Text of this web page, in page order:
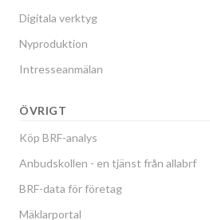
Digitala verktyg
Nyproduktion
Intresseanmälan
ÖVRIGT
Köp BRF-analys
Anbudskollen - en tjänst från allabrf
BRF-data för företag
Mäklarportal